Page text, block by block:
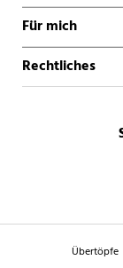
Für mich
Rechtliches
Übertöpfe